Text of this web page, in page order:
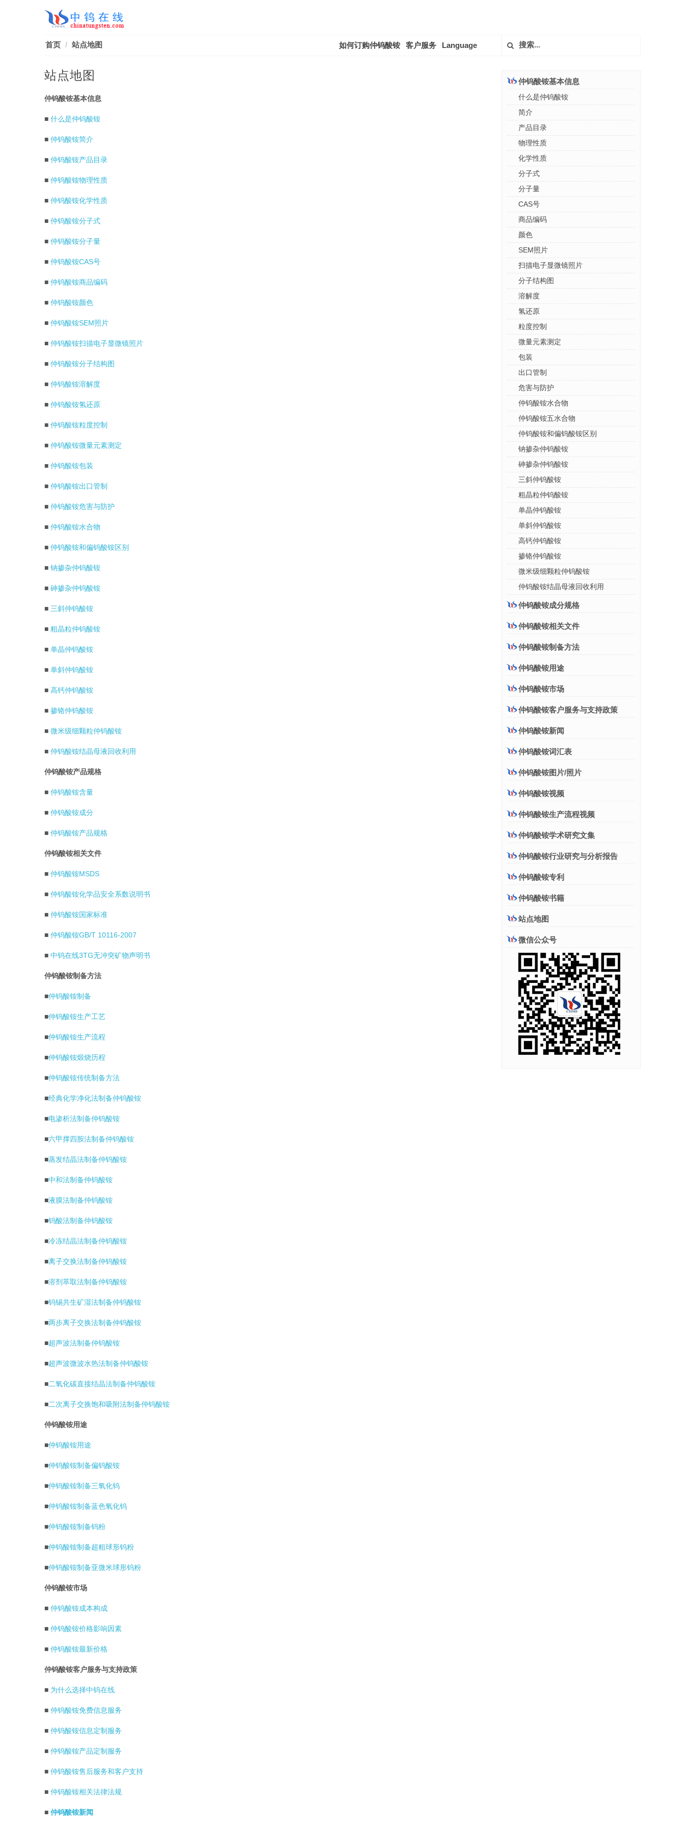
首页 站点地图 如何订购仲钨酸铵 客户服务 Language
站点地图
仲钨酸铵基本信息
■ 什么是仲钨酸铵
■ 仲钨酸铵简介
■ 仲钨酸铵产品目录
■ 仲钨酸铵物理性质
■ 仲钨酸铵化学性质
■ 仲钨酸铵分子式
■ 仲钨酸铵分子量
■ 仲钨酸铵CAS号
■ 仲钨酸铵商品编码
■ 仲钨酸铵颜色
■ 仲钨酸铵SEM照片
■ 仲钨酸铵扫描电子显微镜照片
■ 仲钨酸铵分子结构图
■ 仲钨酸铵溶解度
■ 仲钨酸铵氢还原
■ 仲钨酸铵粒度控制
■ 仲钨酸铵微量元素测定
■ 仲钨酸铵包装
■ 仲钨酸铵出口管制
■ 仲钨酸铵危害与防护
■ 仲钨酸铵水合物
■ 仲钨酸铵和偏钨酸铵区别
■ 钠掺杂仲钨酸铵
■ 砷掺杂仲钨酸铵
■ 三斜仲钨酸铵
■ 粗晶粒仲钨酸铵
■ 单晶仲钨酸铵
■ 单斜仲钨酸铵
■ 高钙仲钨酸铵
■ 掺铬仲钨酸铵
■ 微米级细颗粒仲钨酸铵
■ 仲钨酸铵结晶母液回收利用
仲钨酸铵产品规格
■ 仲钨酸铵含量
■ 仲钨酸铵成分
■ 仲钨酸铵产品规格
仲钨酸铵相关文件
■ 仲钨酸铵MSDS
■ 仲钨酸铵化学品安全系数说明书
■ 仲钨酸铵国家标准
■ 仲钨酸铵GB/T 10116-2007
■ 中钨在线3TG无冲突矿物声明书
仲钨酸铵制备方法
■仲钨酸铵制备
■仲钨酸铵生产工艺
■仲钨酸铵生产流程
■仲钨酸铵煅烧历程
■仲钨酸铵传统制备方法
■经典化学净化法制备仲钨酸铵
■电渗析法制备仲钨酸铵
■六甲撑四胺法制备仲钨酸铵
■蒸发结晶法制备仲钨酸铵
■中和法制备仲钨酸铵
■液膜法制备仲钨酸铵
■钨酸法制备仲钨酸铵
■冷冻结晶法制备仲钨酸铵
■离子交换法制备仲钨酸铵
■溶剂萃取法制备仲钨酸铵
■钨锡共生矿湿法制备仲钨酸铵
■两步离子交换法制备仲钨酸铵
■超声波法制备仲钨酸铵
■超声波微波水热法制备仲钨酸铵
■二氧化碳直接结晶法制备仲钨酸铵
■二次离子交换饱和吸附法制备仲钨酸铵
仲钨酸铵用途
■仲钨酸铵用途
■仲钨酸铵制备偏钨酸铵
■仲钨酸铵制备三氧化钨
■仲钨酸铵制备蓝色氧化钨
■仲钨酸铵制备钨粉
■仲钨酸铵制备超粗球形钨粉
■仲钨酸铵制备亚微米球形钨粉
仲钨酸铵市场
■ 仲钨酸铵成本构成
■ 仲钨酸铵价格影响因素
■ 仲钨酸铵最新价格
仲钨酸铵客户服务与支持政策
■ 为什么选择中钨在线
■ 仲钨酸铵免费信息服务
■ 仲钨酸铵信息定制服务
■ 仲钨酸铵产品定制服务
■ 仲钨酸铵售后服务和客户支持
■ 仲钨酸铵相关法律法规
■ 仲钨酸铵新闻
仲钨酸铵基本信息
什么是仲钨酸铵
简介
产品目录
物理性质
化学性质
分子式
分子量
CAS号
商品编码
颜色
SEM照片
扫描电子显微镜照片
分子结构图
溶解度
氢还原
粒度控制
微量元素测定
包装
出口管制
危害与防护
仲钨酸铵水合物
仲钨酸铵五水合物
仲钨酸铵和偏钨酸铵区别
钠掺杂仲钨酸铵
砷掺杂仲钨酸铵
三斜仲钨酸铵
粗晶粒仲钨酸铵
单晶仲钨酸铵
单斜仲钨酸铵
高钙仲钨酸铵
掺铬仲钨酸铵
微米级细颗粒仲钨酸铵
仲钨酸铵结晶母液回收利用
仲钨酸铵成分规格
仲钨酸铵相关文件
仲钨酸铵制备方法
仲钨酸铵用途
仲钨酸铵市场
仲钨酸铵客户服务与支持政策
仲钨酸铵新闻
仲钨酸铵词汇表
仲钨酸铵图片/照片
仲钨酸铵视频
仲钨酸铵生产流程视频
仲钨酸铵学术研究文集
仲钨酸铵行业研究与分析报告
仲钨酸铵专利
仲钨酸铵书籍
站点地图
微信公众号